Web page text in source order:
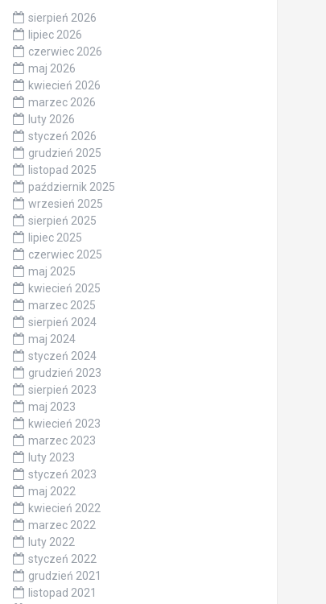
sierpień 2026
lipiec 2026
czerwiec 2026
maj 2026
kwiecień 2026
marzec 2026
luty 2026
styczeń 2026
grudzień 2025
listopad 2025
październik 2025
wrzesień 2025
sierpień 2025
lipiec 2025
czerwiec 2025
maj 2025
kwiecień 2025
marzec 2025
sierpień 2024
maj 2024
styczeń 2024
grudzień 2023
sierpień 2023
maj 2023
kwiecień 2023
marzec 2023
luty 2023
styczeń 2023
maj 2022
kwiecień 2022
marzec 2022
luty 2022
styczeń 2022
grudzień 2021
listopad 2021